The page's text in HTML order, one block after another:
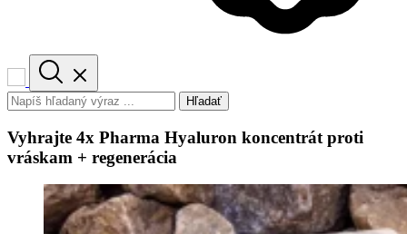
Hľadať
Vyhrajte 4x Pharma Hyaluron koncentrát proti
vráskam + regenerácia